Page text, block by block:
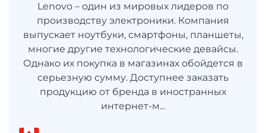
Lenovo – один из мировых лидеров по
производству электроники. Компания
выпускает ноутбуки, смартфоны, планшеты,
многие другие технологические девайсы.
Однако их покупка в магазинах обойдется в
серьезную сумму. Доступнее заказать
продукцию от бренда в иностранных
интернет-м...